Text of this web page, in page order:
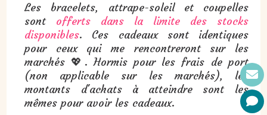
Les bracelets, attrape-soleil et coupelles
sont offerts dans la limite des stocks
disponibles. Ces cadeaux sont identiques
pour ceux qui me rencontreront sur les
marchés 💖. Hormis pour les frais de port
(non applicable sur les marchés), les
montants d'achats à atteindre sont les
mêmes pour avoir les cadeaux.